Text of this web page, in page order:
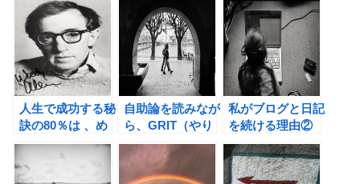
人生で成功する秘
訣の80％は 、め
げずに顔を出すこ
と（ウディ・アレ
ン） アンジェ
自助論を読みなが
ら、GRIT（やり
抜く力）について
考えてみた。
私がブログと日記
を続ける理由②